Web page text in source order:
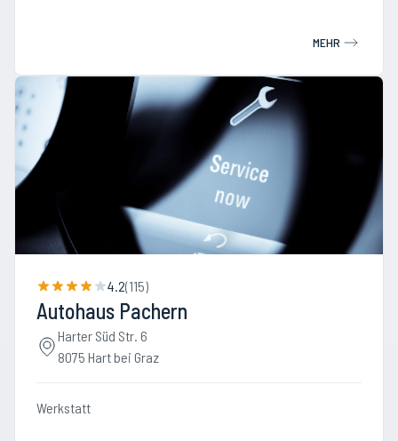
MEHR
4.2(115)
Autohaus Pachern
Harter Süd Str. 6
8075 Hart bei Graz
Werkstatt